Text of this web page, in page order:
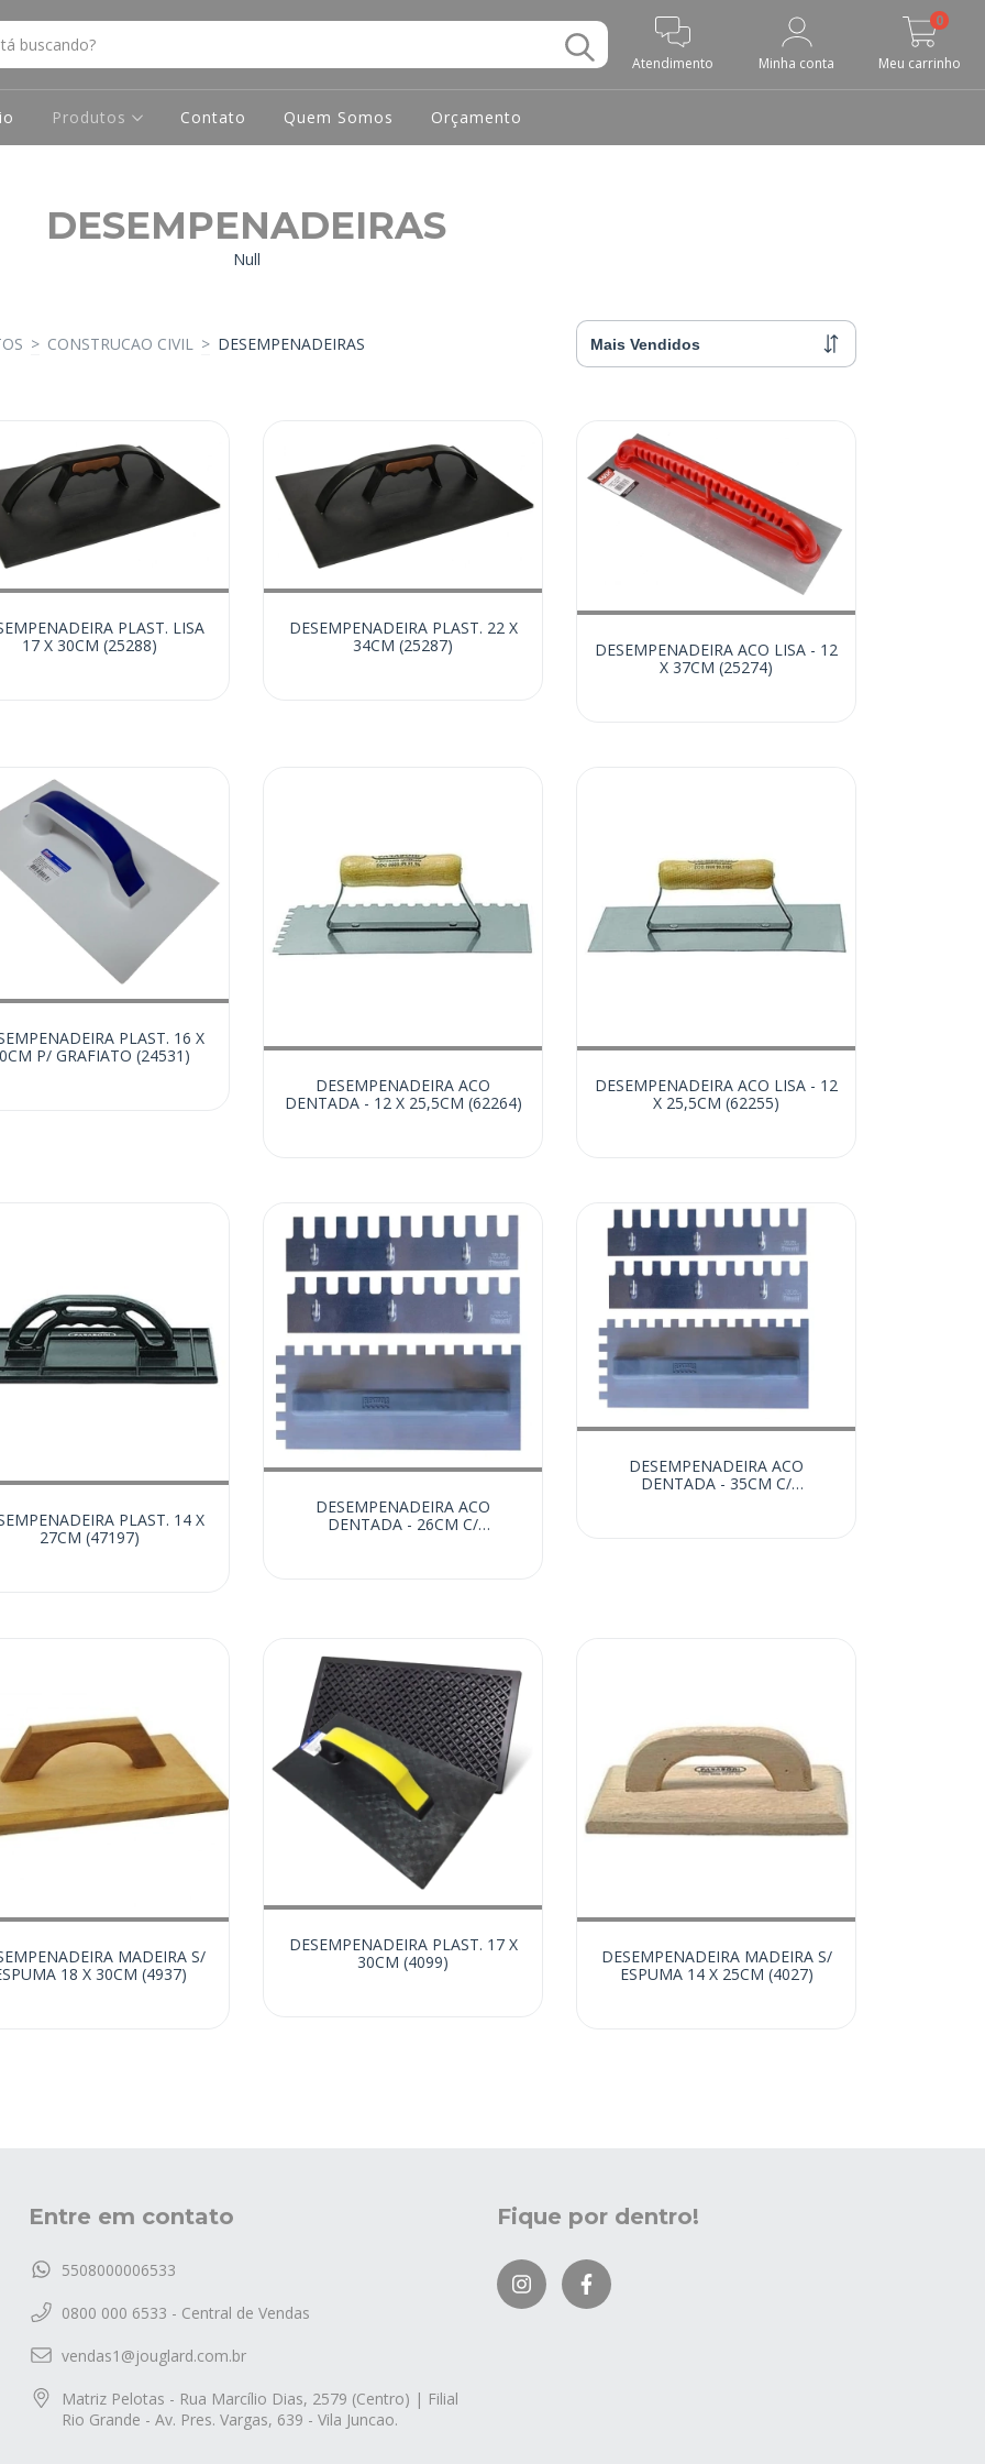
Atendimento Minha conta Meu carrinho
0
Produtos Contato Quem Somos Orçamento
DESEMPENADEIRAS
Null
> CONSTRUCAO CIVIL > DESEMPENADEIRAS
PLAST. LISA
17 X 30CM (25288)
DESEMPENADEIRA PLAST. 22 X
34CM (25287)
DESEMPENADEIRA ACO LISA - 12
X 37CM (25274)
PLAST. 16 X
P/ GRAFIATO (24531)
DESEMPENADEIRA ACO
DENTADA - 12 X 25,5CM (62264)
DESEMPENADEIRA ACO LISA - 12
X 25,5CM (62255)
PLAST. 14 X
27CM (47197)
DESEMPENADEIRA ACO
DENTADA - 26CM C/
DESEMPENADEIRA ACO
DENTADA - 35CM C/
MADEIRA S/
18 X 30CM (4937)
DESEMPENADEIRA PLAST. 17 X
30CM (4099)
DESEMPENADEIRA MADEIRA S/
ESPUMA 14 X 25CM (4027)
Entre em contato
5508000006533
0800 000 6533 - Central de Vendas
vendas1@jouglard.com.br
Matriz Pelotas - Rua Marcílio Dias, 2579 (Centro) | Filial
Rio Grande - Av. Pres. Vargas, 639 - Vila Juncao.
Fique por dentro!